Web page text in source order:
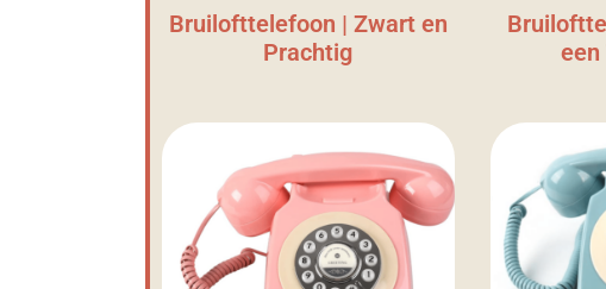
Bruilofttelefoon | Zwart en
Prachtig